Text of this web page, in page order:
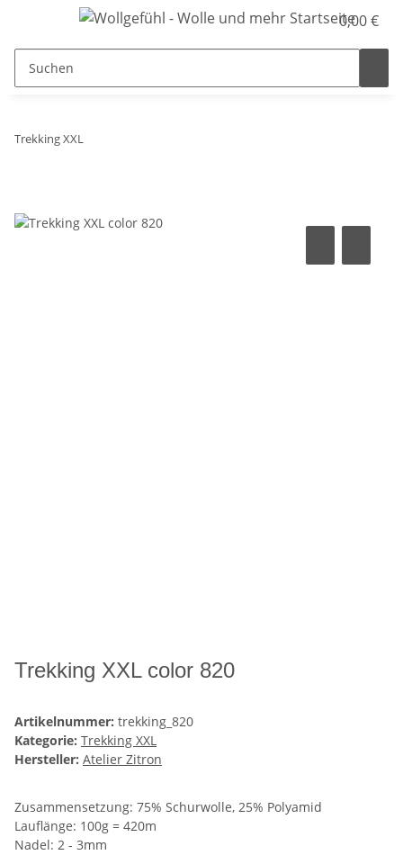
0,00 €
Trekking XXL
Trekking XXL color 820
Artikelnummer: trekking_820
Kategorie: Trekking XXL
Hersteller: Atelier Zitron
Zusammensetzung: 75% Schurwolle, 25% Polyamid
Lauflänge: 100g = 420m
Nadel: 2 - 3mm